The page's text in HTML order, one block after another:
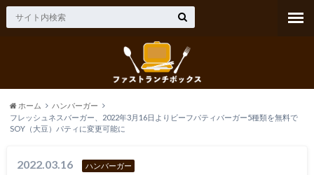
ホーム
ハンバーガー
フレッシュネスバーガー、2022年3月16日よりビーフパティバーガー5種類を無料で
SOY（大豆）パティに変更可能に
2022.03.16 ハンバーガー